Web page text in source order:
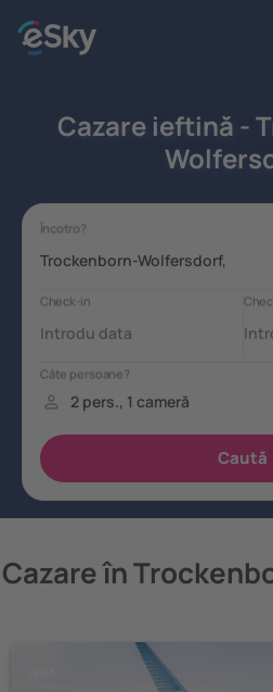
Cazare ieftină -
Cazare în